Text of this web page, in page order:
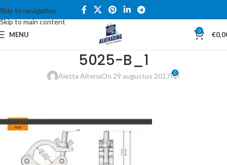
Skip to navigation
Skip to main content
MENU 0 €
5025-B_1
Aletta AltenaOn 29 augustus 2017 0